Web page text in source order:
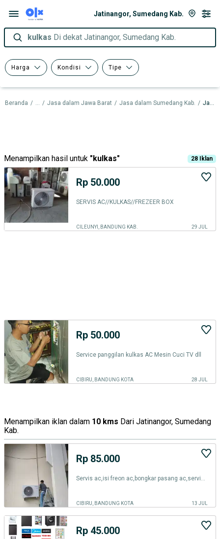
Jatinangor, Sumedang Kab.
kulkas Di dekat Jatinangor, Sumedang Kab.
Harga Kondisi Tipe
Beranda / ... / Jasa dalam Jawa Barat / Jasa dalam Sumedang Kab. / Jasa dalam Jatinangor
Menampilkan hasil untuk "kulkas" 28 Iklan
Rp 50.000
SERVIS AC//KULKAS//FREZEER BOX
CILEUNYI, BANDUNG KAB. 29 JUL
Rp 50.000
Service panggilan kulkas AC Mesin Cuci TV dll
CIBIRU, BANDUNG KOTA 28 JUL
Menampilkan iklan dalam 10 kms Dari Jatinangor, Sumedang
Kab.
Rp 85.000
CIBIRU, BANDUNG KOTA 13 JUL
Rp 45.000